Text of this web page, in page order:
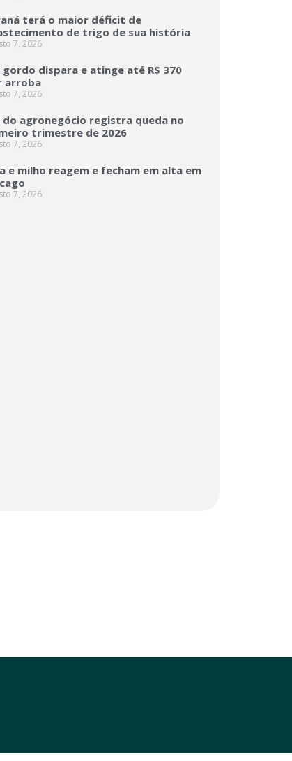
terá o maior déficit de
de trigo de sua história
7, 2026
gordo dispara e atinge até R$ 370
arroba
7, 2026
do agronegócio registra queda no
trimestre de 2026
7, 2026
e milho reagem e fecham em alta em
7, 2026